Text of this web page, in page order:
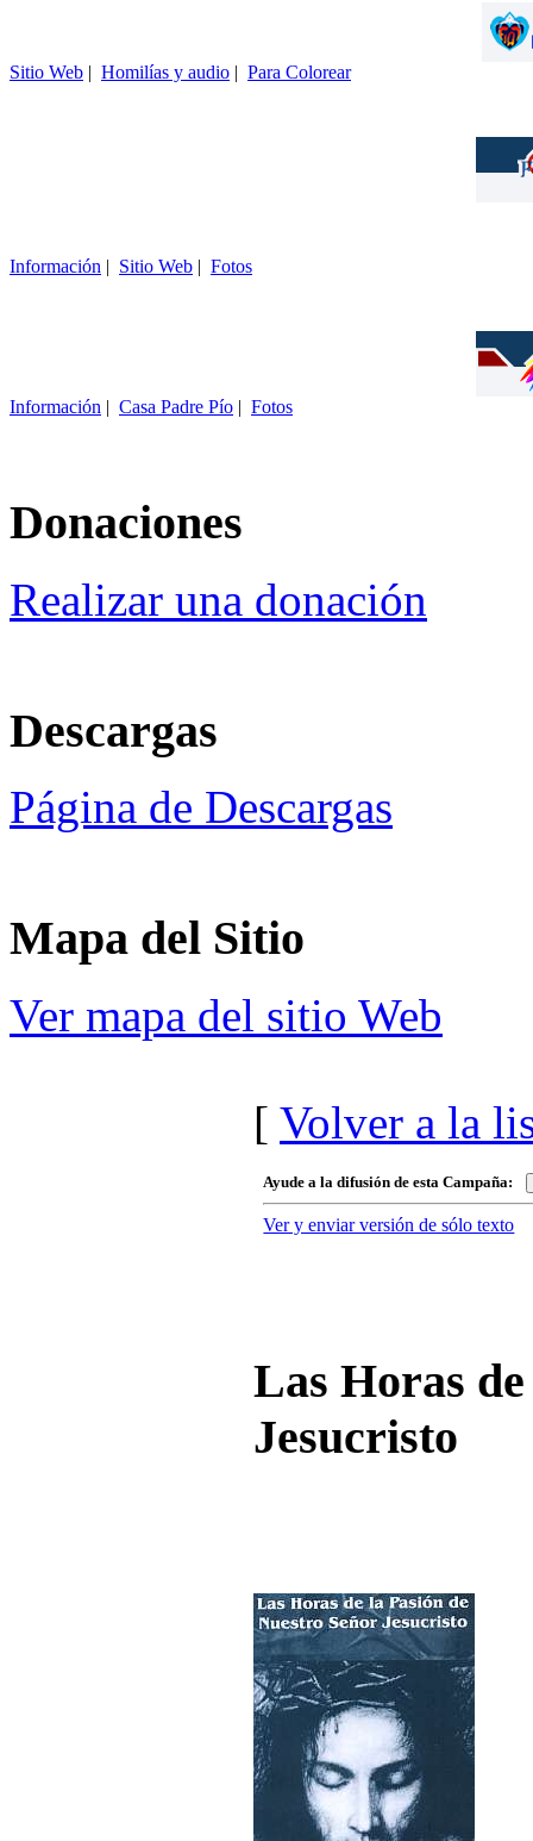
Sitio Web Homilías y audio Para Colorear
Información Sitio Web Fotos
Información Casa Padre Pío Fotos
Donaciones
Realizar una donación
Descargas
Página de Descargas
Mapa del Sitio
Ver mapa del sitio Web
[ Volver a la
Ayude a la difusión de esta Campaña:
Ver y enviar versión de sólo texto
Las Horas
Jesucristo